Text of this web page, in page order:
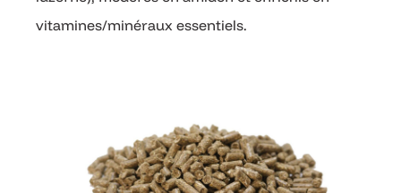
vitamines/minéraux essentiels.